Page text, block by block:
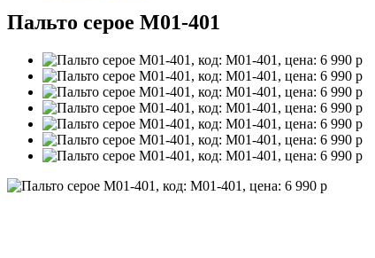
Пальто серое M01-401